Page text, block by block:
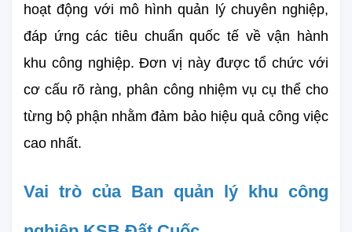
hoạt động với mô hình quản lý chuyên nghiệp,
đáp ứng các tiêu chuẩn quốc tế về vận hành
khu công nghiệp. Đơn vị này được tổ chức với
cơ cấu rõ ràng, phân công nhiệm vụ cụ thể cho
từng bộ phận nhằm đảm bảo hiệu quả công việc
cao nhất.
Vai trò của Ban quản lý khu công